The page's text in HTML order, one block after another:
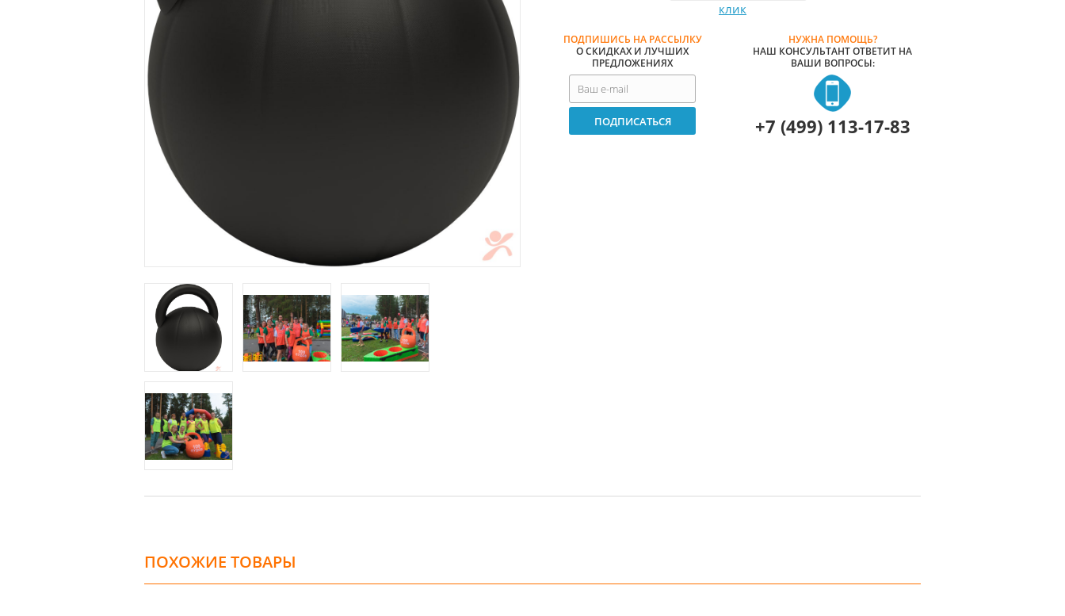
клик
ПОДПИШИСЬ НА РАССЫЛКУ
О СКИДКАХ И ЛУЧШИХ
ПРЕДЛОЖЕНИЯХ
НУЖНА ПОМОЩЬ?
НАШ КОНСУЛЬТАНТ ОТВЕТИТ НА
ВАШИ ВОПРОСЫ:
+7 (499) 113-17-83
ПОХОЖИЕ ТОВАРЫ